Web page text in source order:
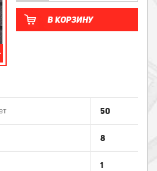
В корзину
50
8
1